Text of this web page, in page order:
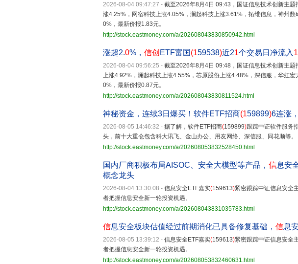
2026-08-04 09:47:27 - 截至2026年8月4日 09:43，国证信息技术创新主题
涨4.25%，网宿科技上涨4.05%，澜起科技上涨3.61%，拓维信息，神州数
0%，最新价报1.83元。
http://stock.eastmoney.com/a/202608043830850942.html
涨超2.0%， 信创 ETF富国(159538)近21个交易日净流入 1
2026-08-04 09:56:25 - 截至2026年8月4日 09:48，国证信息技术创新主题
上涨4.92%，澜起科技上涨4.55%，芯原股份上涨4.48%，深信服，华虹宏
0%，最新价报0.87元。
http://stock.eastmoney.com/a/202608043830811524.html
神秘资金，连续3日爆买！软件ETF招商(159899)6连涨
2026-08-05 14:46:32 - 据了解，软件ETF招商(159899)跟踪中证软件服务
头，前十大重仓包含科大讯飞、金山办公、用友网络、深信服、同花顺等。
http://stock.eastmoney.com/a/202608053832528450.html
国内厂商积极布局AISOC、安全大模型等产品， 信息安
概念龙头
2026-08-04 13:30:08 - 信息安全ETF嘉实(159613)紧密跟踪中证信息安全
者把握信息安全新一轮投资机遇。
http://stock.eastmoney.com/a/202608043831035783.html
信息安全板块估值经过前期消化已具备修复基础， 信息
2026-08-05 13:39:12 - 信息安全ETF嘉实(159613)紧密跟踪中证信息安全
者把握信息安全新一轮投资机遇。
http://stock.eastmoney.com/a/202608053832460631.html